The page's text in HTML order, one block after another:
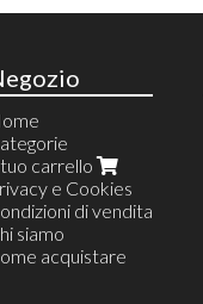
tuo carrello
e Cookies
di vendita
siamo
acquistare